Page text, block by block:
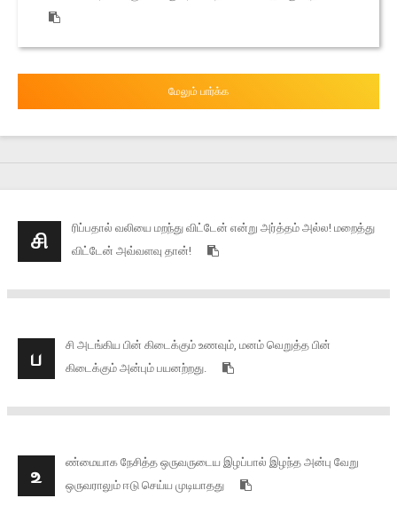
மேலும் பார்க்க
சி
ரிப்பதால் வலியை மறந்து விட்டேன் என்று அர்த்தம் அல்ல! மறைத்து
விட்டேன் அவ்வளவு தான்!
ப
சி அடங்கிய பின் கிடைக்கும் உணவும், மனம் வெறுத்த பின்
கிடைக்கும் அன்பும் பயனற்றது.
உ
ண்மையாக நேசித்த ஒருவருடைய இழப்பால் இழந்த அன்பு வேறு
ஒருவராலும் ஈடு செய்ய முடியாதது